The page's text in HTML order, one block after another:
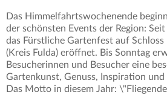
Das Himmelfahrtswochenende
der schönsten Events der Region:
das Fürstliche Gartenfest auf Schloss
(Kreis Fulda) eröffnet. Bis Sonntag
Besucherinnen und Besucher eine
Gartenkunst, Genuss, Inspiration
Das Motto in diesem Jahr: